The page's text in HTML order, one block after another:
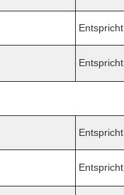
Entspricht
Entspricht
Entspricht
Entspricht